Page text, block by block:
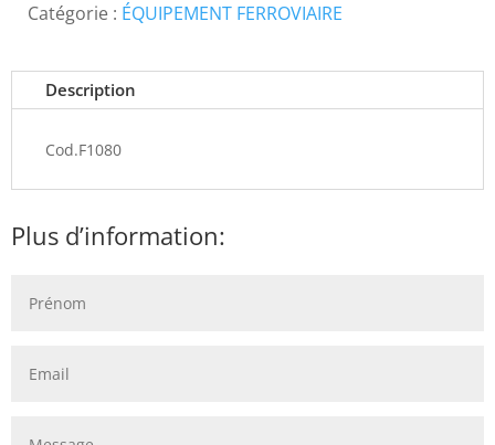
Catégorie : ÉQUIPEMENT FERROVIAIRE
Description
Cod.F1080
Plus d’information: